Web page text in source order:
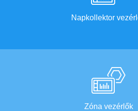
Napkollektor
Zóna vezérlők